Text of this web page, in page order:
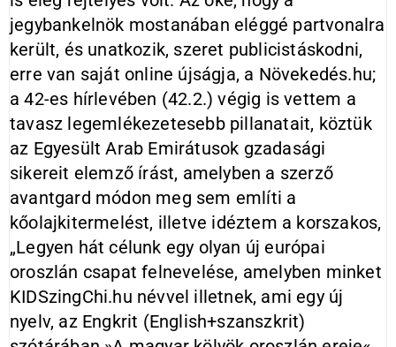
jegybankelnök mostanában eléggé partvonalra
került, és unatkozik, szeret publicistáskodni,
erre van saját online újságja, a Növekedés.hu;
a 42-es hírlevében (42.2.) végig is vettem a
tavasz legemlékezetesebb pillanatait, köztük
az Egyesült Arab Emirátusok gzadasági
sikereit elemző írást, amelyben a szerző
avantgard módon meg sem említi a
kőolajkitermelést, illetve idéztem a korszakos,
„Legyen hát célunk egy olyan új európai
oroszlán csapat felnevelése, amelyben minket
KIDSzingChi.hu névvel illetnek, ami egy új
nyelv, az Engkrit (English+szanszkrit)